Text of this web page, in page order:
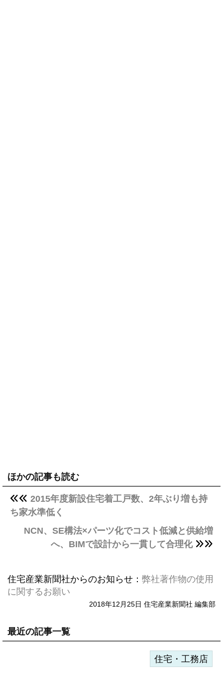
ほかの記事も読む
2015年度新設住宅着工戸数、2年ぶり増も持
ち家水準低く
NCN、SE構法×パーツ化でコスト低減と供給増
へ、BIMで設計から一貫して合理化
住宅産業新聞社からのお知らせ： 弊社著作物の使用
に関するお願い
2018年12月25日 住宅産業新聞社 編集部
最近の記事一覧
住宅・工務店